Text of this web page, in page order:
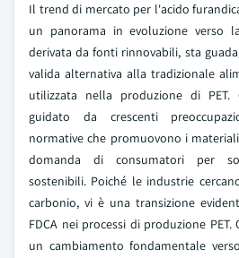
Il trend di mercato per l'acido
un panorama in evoluzione verso
derivata da fonti rinnovabili, sta
valida alternativa alla tradizionale
utilizzata nella produzione di PET.
guidato da crescenti
normative che promuovono i
domanda di consumatori per
sostenibili. Poiché le industrie
carbonio, vi è una transizione
FDCA nei processi di produzione PET.
un cambiamento fondamentale